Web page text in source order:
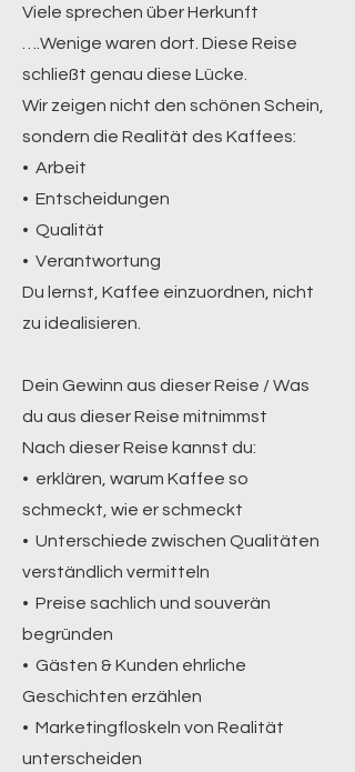
Viele sprechen über Herkunft
….Wenige waren dort. Diese Reise
schließt genau diese Lücke.
Wir zeigen nicht den schönen Schein,
sondern die Realität des Kaffees:
• Arbeit
• Entscheidungen
• Qualität
• Verantwortung
Du lernst, Kaffee einzuordnen, nicht
zu idealisieren.
Dein Gewinn aus dieser Reise / Was
du aus dieser Reise mitnimmst
Nach dieser Reise kannst du:
• erklären, warum Kaffee so
schmeckt, wie er schmeckt
• Unterschiede zwischen Qualitäten
verständlich vermitteln
• Preise sachlich und souverän
begründen
• Gästen & Kunden ehrliche
Geschichten erzählen
• Marketingfloskeln von Realität
unterscheiden